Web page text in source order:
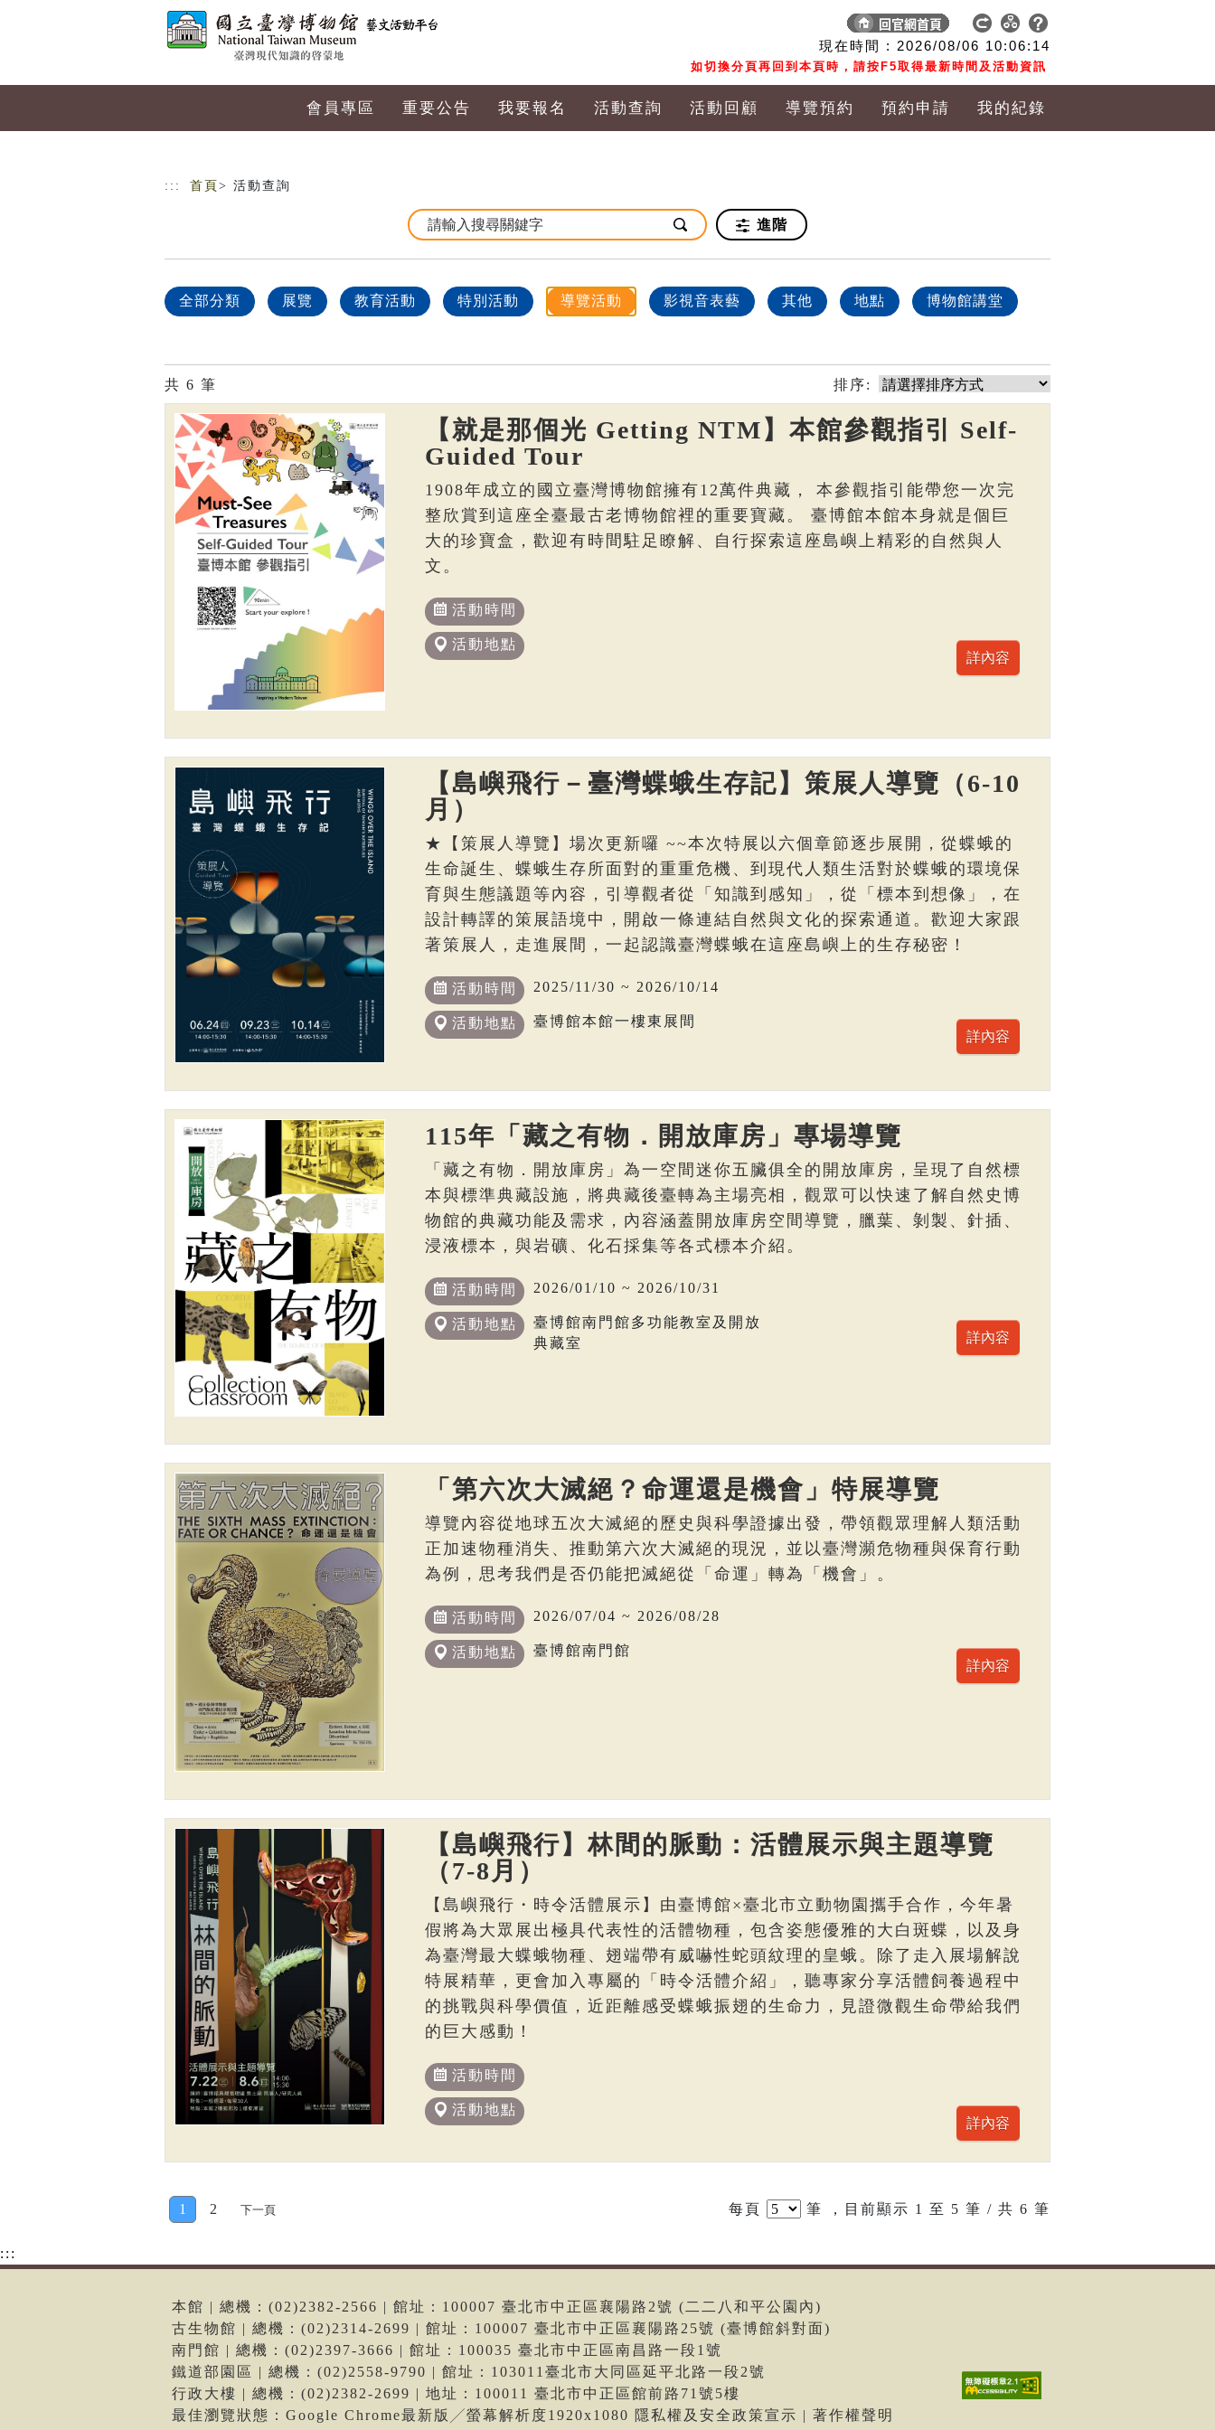
現在時間 : 2026/08/06 10:06:15
如切換分頁再回到本頁時，請按F5取得最新時間及活動資訊
會員專區 重要公告 我要報名 活動查詢 活動回顧 導覽預約 預約申請 我的紀錄
::: 首頁 > 活動查詢
進階
全部分類 展覽 教育活動 特別活動 導覽活動 影視音表藝 其他 地點 博物館講堂
共 6 筆 排序:
【就是那個光 Getting NTM】本館參觀指引 Self-
Guided Tour
1908年成立的國立臺灣博物館擁有12萬件典藏， 本參觀指引能帶您一次完
整欣賞到這座全臺最古老博物館裡的重要寶藏。 臺博館本館本身就是個巨
大的珍寶盒，歡迎有時間駐足瞭解、自行探索這座島嶼上精彩的自然與人
文。
活動時間
活動地點
【島嶼飛行－臺灣蝶蛾生存記】策展人導覽（6-10
月）
★【策展人導覽】場次更新囉 ~~本次特展以六個章節逐步展開，從蝶蛾的
生命誕生、蝶蛾生存所面對的重重危機、到現代人類生活對於蝶蛾的環境保
育與生態議題等內容，引導觀者從「知識到感知」，從「標本到想像」，在
設計轉譯的策展語境中，開啟一條連結自然與文化的探索通道。歡迎大家跟
著策展人，走進展間，一起認識臺灣蝶蛾在這座島嶼上的生存秘密！
活動時間 2025/11/30 ~ 2026/10/14
活動地點 臺博館本館一樓東展間
115年「藏之有物．開放庫房」專場導覽
「藏之有物．開放庫房」為一空間迷你五臟俱全的開放庫房，呈現了自然標
本與標準典藏設施，將典藏後臺轉為主場亮相，觀眾可以快速了解自然史博
物館的典藏功能及需求，內容涵蓋開放庫房空間導覽，臘葉、剝製、針插、
浸液標本，與岩礦、化石採集等各式標本介紹。
活動時間 2026/01/10 ~ 2026/10/31
活動地點
臺博館南門館多功能教室及開放
典藏室
「第六次大滅絕？命運還是機會」特展導覽
導覽內容從地球五次大滅絕的歷史與科學證據出發，帶領觀眾理解人類活動
正加速物種消失、推動第六次大滅絕的現況，並以臺灣瀕危物種與保育行動
為例，思考我們是否仍能把滅絕從「命運」轉為「機會」。
活動時間 2026/07/04 ~ 2026/08/28
活動地點 臺博館南門館
【島嶼飛行】林間的脈動：活體展示與主題導覽
（7-8月）
【島嶼飛行・時令活體展示】由臺博館×臺北市立動物園攜手合作，今年暑
假將為大眾展出極具代表性的活體物種，包含姿態優雅的大白斑蝶，以及身
為臺灣最大蝶蛾物種、翅端帶有威嚇性蛇頭紋理的皇蛾。除了走入展場解說
特展精華，更會加入專屬的「時令活體介紹」，聽專家分享活體飼養過程中
的挑戰與科學價值，近距離感受蝶蛾振翅的生命力，見證微觀生命帶給我們
的巨大感動！
活動時間
活動地點
1 2 下一頁 每頁 筆 ，目前顯示 1 至 5 筆 / 共 6 筆
:::
本館 | 總機：(02)2382-2566 | 館址：100007 臺北市中正區襄陽路2號 (二二八和平公園內)
古生物館 | 總機：(02)2314-2699 | 館址：100007 臺北市中正區襄陽路25號 (臺博館斜對面)
南門館 | 總機：(02)2397-3666 | 館址：100035 臺北市中正區南昌路一段1號
鐵道部園區 | 總機：(02)2558-9790 | 館址：103011臺北市大同區延平北路一段2號
行政大樓 | 總機：(02)2382-2699 | 地址：100011 臺北市中正區館前路71號5樓
最佳瀏覽狀態：Google Chrome最新版╱螢幕解析度1920x1080 隱私權及安全政策宣示 | 著作權聲明